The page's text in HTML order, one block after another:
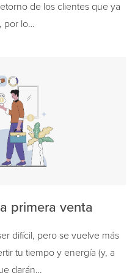
de los clientes que ya
por lo…
primera venta
difícil, pero se vuelve más
tu tiempo y energía (y, a
darán…